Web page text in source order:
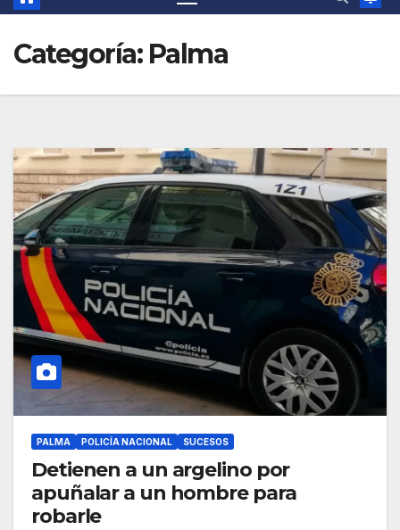
Categoría: Palma
PALMA POLICÍA NACIONAL SUCESOS
Detienen a un argelino por
apuñalar a un hombre para
robarle